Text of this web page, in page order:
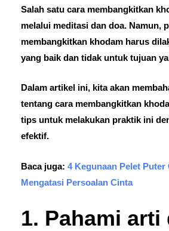
Salah satu cara membangkitkan
melalui meditasi dan doa. Namun,
membangkitkan khodam harus
yang baik dan tidak untuk tujuan
Dalam artikel ini, kita akan
tentang cara membangkitkan
tips untuk melakukan praktik ini
efektif.
Baca juga: 4 Kegunaan Pelet Puter
Mengatasi Persoalan Cinta
1. Pahami arti